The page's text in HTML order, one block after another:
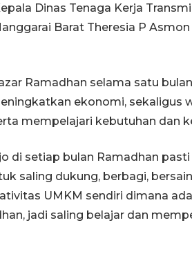
Dinas Tenaga Kerja
Barat Theresia P
Ramadhan selama satu
ekonomi, sekaligus
mempelajari kebutuhan dan
di setiap bulan Ramadhan
saling dukung, berbagi,
UMKM sendiri dimana
jadi saling belajar dan